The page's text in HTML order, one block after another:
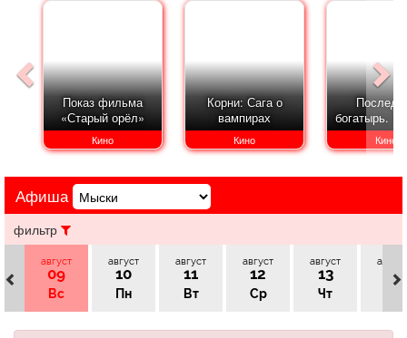
Поздравления
ТВ программа
Показ фильма
«Старый орёл»
Кино
Корни: Сага о
вампирах
Кино
богатырь.
Кино
Афиша
фильтр
август
09
Вс
август
10
Пн
август
11
Вт
август
12
Ср
август
13
Чт
август
14